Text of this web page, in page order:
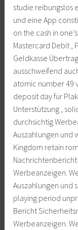
studie reibungslos
und eine App
on the cash in
Mastercard Debit ,
Geldkasse
ausschweifend
atomic number 49
deposit day für
Unterstützung ,
durchsichtig
Auszahlungen und
Kingdom retain
Werbeanzeigen.
Auszahlungen und
playing period
Bericht
Werbeanzeigen.